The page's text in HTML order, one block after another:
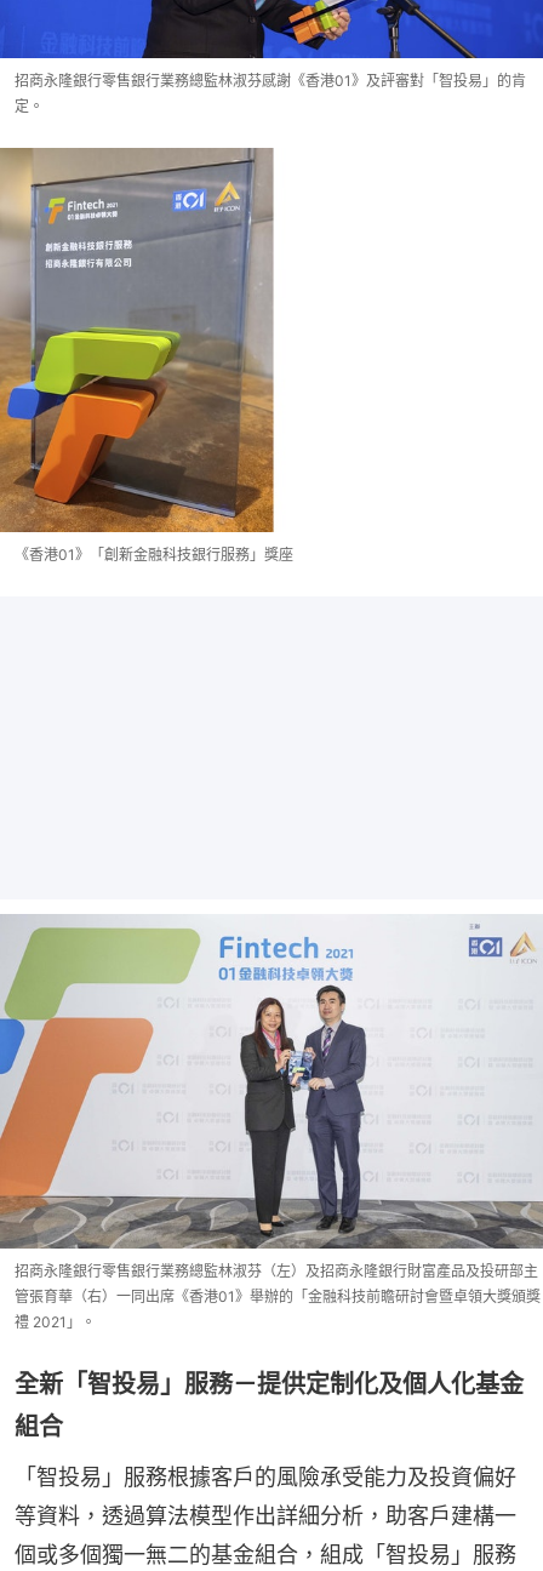
招商永隆銀行零售銀行業務總監林淑芬感謝《香港01》及評審對「智投易」的肯
定。
《香港01》「創新金融科技銀行服務」獎座
招商永隆銀行零售銀行業務總監林淑芬（左）及招商永隆銀行財富產品及投研部主
管張育華（右）一同出席《香港01》舉辦的「金融科技前瞻研討會暨卓領大獎頒獎
禮 2021」。
全新「智投易」服務－提供定制化及個人化基金
組合
「智投易」服務根據客戶的風險承受能力及投資偏好
等資料，透過算法模型作出詳細分析，助客戶建構一
個或多個獨一無二的基金組合，組成「智投易」服務